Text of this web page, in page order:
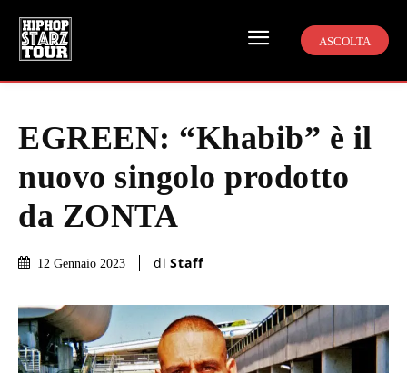
ASCOLTA
EGREEN: “Khabib” è il
nuovo singolo prodotto
da ZONTA
12 Gennaio 2023 di Staff